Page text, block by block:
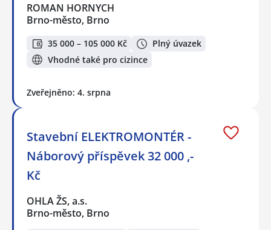
ROMAN HORNYCH
Brno-město, Brno
35 000 – 105 000 Kč
Plný úvazek
Vhodné také pro cizince
Zveřejněno: 4. srpna
Stavební ELEKTROMONTÉR -
Náborový příspěvek 32 000 ,-
Kč
OHLA ŽS, a.s.
Brno-město, Brno